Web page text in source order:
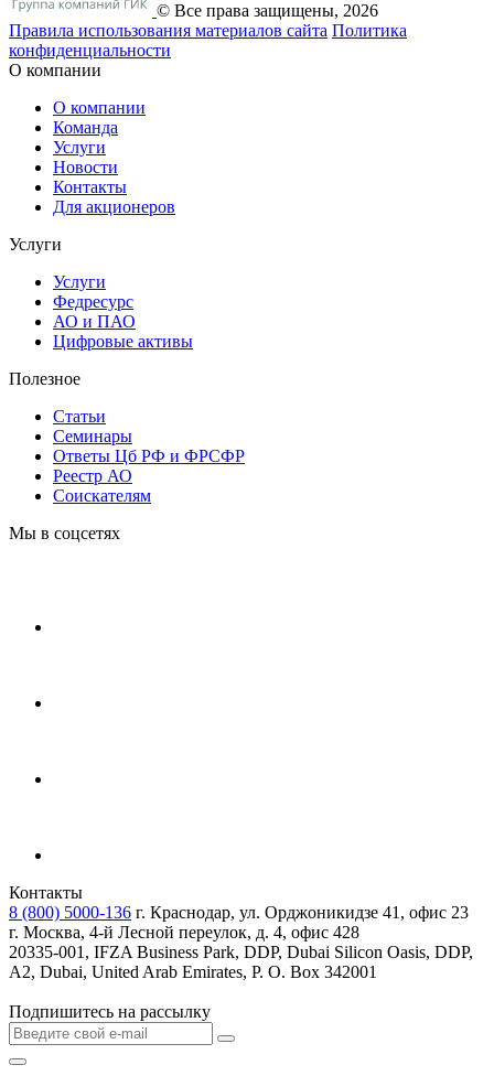
© Все права защищены, 2026
Правила использования материалов сайта Политика
конфиденциальности
О компании
О компании
Команда
Услуги
Новости
Контакты
Для акционеров
Услуги
Услуги
Федресурс
АО и ПАО
Цифровые активы
Полезное
Статьи
Cеминары
Ответы Цб РФ и ФРСФР
Реестр АО
Соискателям
Мы в соцсетях
Контакты
8 (800) 5000-136 г. Краснодар, ул. Орджоникидзе 41, офис 23
г. Москва, 4-й Лесной переулок, д. 4, офис 428
20335-001, IFZA Business Park, DDP, Dubai Silicon Oasis, DDP,
A2, Dubai, United Arab Emirates, P. O. Box 342001
Подпишитесь на рассылку